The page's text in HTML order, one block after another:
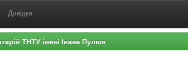
Довідка
ТНТУ імені Івана Пулюя